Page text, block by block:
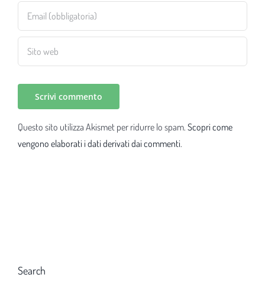
Questo sito utilizza Akismet per ridurre lo spam. Scopri come
vengono elaborati i dati derivati dai commenti.
Search